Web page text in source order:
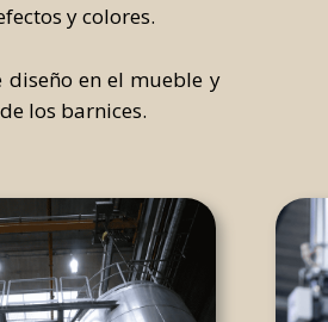
y colores.
en el mueble y
los barnices.